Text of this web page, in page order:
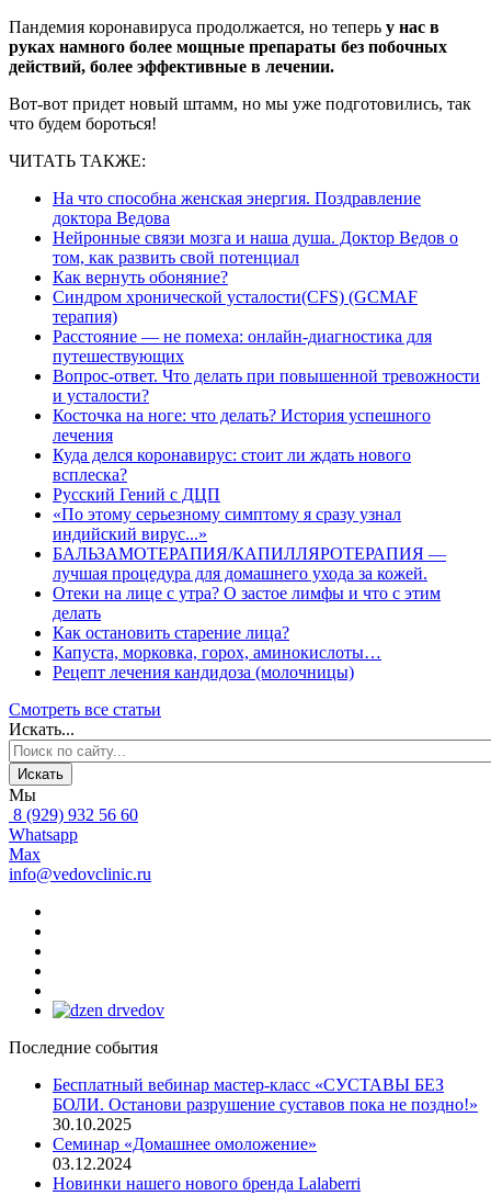
Пандемия коронавируса продолжается, но теперь у нас в
руках намного более мощные препараты без побочных
действий, более эффективные в лечении.
Вот-вот придет новый штамм, но мы уже подготовились, так
что будем бороться!
ЧИТАТЬ ТАКЖЕ:
На что способна женская энергия. Поздравление
доктора Ведова
Нейронные связи мозга и наша душа. Доктор Ведов о
том, как развить свой потенциал
Как вернуть обоняние?
Синдром хронической усталости(CFS) (GCMAF
терапия)
Расстояние — не помеха: онлайн-диагностика для
путешествующих
Вопрос-ответ. Что делать при повышенной тревожности
и усталости?
Косточка на ноге: что делать? История успешного
лечения
Куда делся коронавирус: стоит ли ждать нового
всплеска?
Русский Гений с ДЦП
«По этому серьезному симптому я сразу узнал
индийский вирус...»
БАЛЬЗАМОТЕРАПИЯ/КАПИЛЛЯРОТЕРАПИЯ —
лучшая процедура для домашнего ухода за кожей.
Отеки на лице с утра? О застое лимфы и что с этим
делать
Как остановить старение лица?
Капуста, морковка, горох, аминокислоты…
Рецепт лечения кандидоза (молочницы)
Смотреть все статьи
Искать...
Искать
Мы
8 (929) 932 56 60
Whatsapp
Max
info@vedovclinic.ru
Последние события
Бесплатный вебинар мастер-класс «СУСТАВЫ БЕЗ
БОЛИ. Останови разрушение суставов пока не поздно!»
30.10.2025
Семинар «Домашнее омоложение»
03.12.2024
Новинки нашего нового бренда Lalaberri